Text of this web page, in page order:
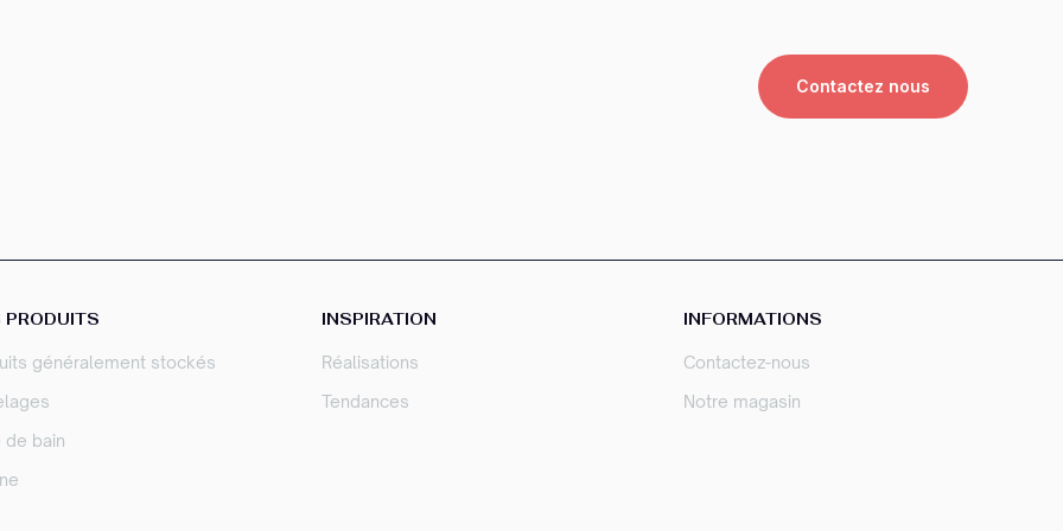
Contactez nous
PRODUITS
généralement stockés
de bain
INSPIRATION
Réalisations
Tendances
INFORMATIONS
Contactez-nous
Notre magasin